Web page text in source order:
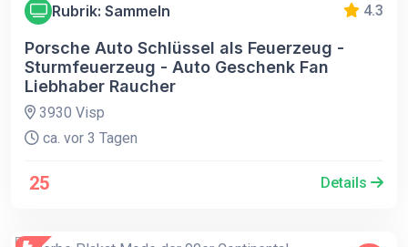
Rubrik: Sammeln 4.3
Porsche Auto Schlüssel als Feuerzeug -
Sturmfeuerzeug - Auto Geschenk Fan
Liebhaber Raucher
3930 Visp
ca. vor 3 Tagen
25 Details